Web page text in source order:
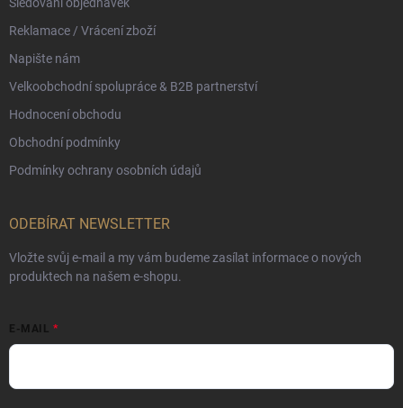
Sledování objednávek
Reklamace / Vrácení zboží
Napište nám
Velkoobchodní spolupráce & B2B partnerství
Hodnocení obchodu
Obchodní podmínky
Podmínky ochrany osobních údajů
ODEBÍRAT NEWSLETTER
Vložte svůj e-mail a my vám budeme zasílat informace o nových
produktech na našem e-shopu.
E-MAIL